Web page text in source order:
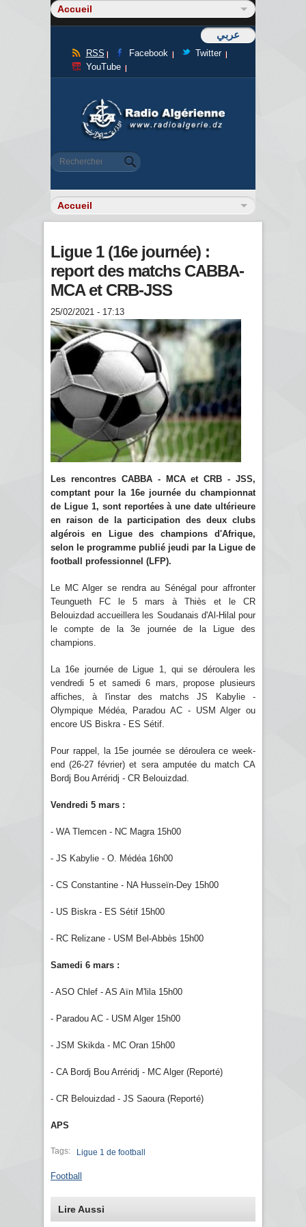
عربي
RSS Facebook
Twitter
YouTube
Formulaire de recherche
Rechercher
Ligue 1 (16e journée) :
report des matchs CABBA-
MCA et CRB-JSS
25/02/2021 - 17:13
Les rencontres CABBA - MCA et CRB - JSS,
comptant pour la 16e journée du championnat
de Ligue 1, sont reportées à une date ultérieure
en raison de la participation des deux clubs
algérois en Ligue des champions d'Afrique,
selon le programme publié jeudi par la Ligue de
football professionnel (LFP).
Le MC Alger se rendra au Sénégal pour affronter
Teungueth FC le 5 mars à Thiès et le CR
Belouizdad accueillera les Soudanais d'Al-Hilal pour
le compte de la 3e journée de la Ligue des
champions.
La 16e journée de Ligue 1, qui se déroulera les
vendredi 5 et samedi 6 mars, propose plusieurs
affiches, à l'instar des matchs JS Kabylie -
Olympique Médéa, Paradou AC - USM Alger ou
encore US Biskra - ES Sétif.
Pour rappel, la 15e journée se déroulera ce week-
end (26-27 février) et sera amputée du match CA
Bordj Bou Arréridj - CR Belouizdad.
Vendredi 5 mars :
- WA Tlemcen - NC Magra 15h00
- JS Kabylie - O. Médéa 16h00
- CS Constantine - NA Husseïn-Dey 15h00
- US Biskra - ES Sétif 15h00
- RC Relizane - USM Bel-Abbès 15h00
Samedi 6 mars :
- ASO Chlef - AS Aïn M'lila 15h00
- Paradou AC - USM Alger 15h00
- JSM Skikda - MC Oran 15h00
- CA Bordj Bou Arréridj - MC Alger (Reporté)
- CR Belouizdad - JS Saoura (Reporté)
APS
Tags: Ligue 1 de football
Football
Lire Aussi